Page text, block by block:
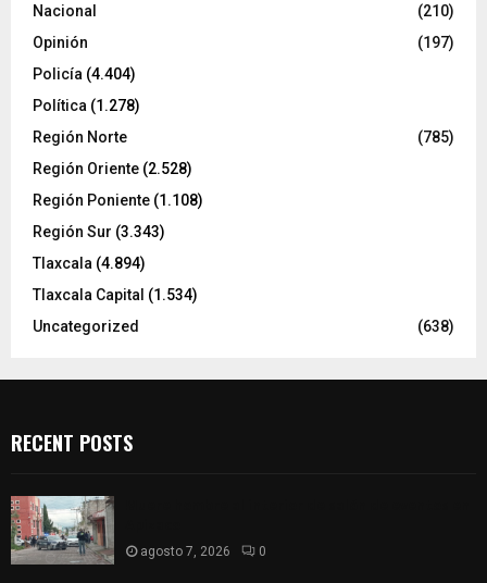
Nacional
(210)
Opinión
(197)
Policía (4.404)
Política (1.278)
Región Norte
(785)
Región Oriente (2.528)
Región Poniente (1.108)
Región Sur (3.343)
Tlaxcala (4.894)
Tlaxcala Capital (1.534)
Uncategorized
(638)
RECENT POSTS
agosto 7, 2026 0